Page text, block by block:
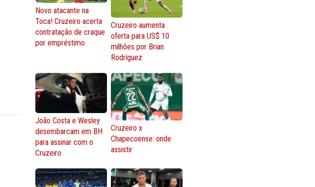
Novo atacante na
Toca! Cruzeiro acerta
contratação de craque
por empréstimo.
Cruzeiro aumenta
oferta para US$ 10
milhões por Brian
Rodríguez
João Costa e Wesley
desembarcam em BH
para assinar com o
Cruzeiro
Cruzeiro x
Chapecoense: onde
assistir